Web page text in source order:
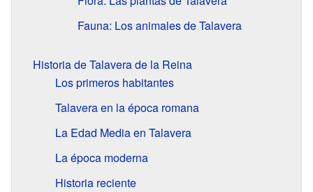
Fauna: Los animales de Talavera
Historia de Talavera de la Reina
Los primeros habitantes
Talavera en la época romana
La Edad Media en Talavera
La época moderna
Historia reciente